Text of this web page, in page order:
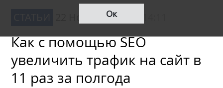
22 Ноября 2023,
Как с помощью SEO
увеличить трафик на сайт в
11 раз за полгода
Ок